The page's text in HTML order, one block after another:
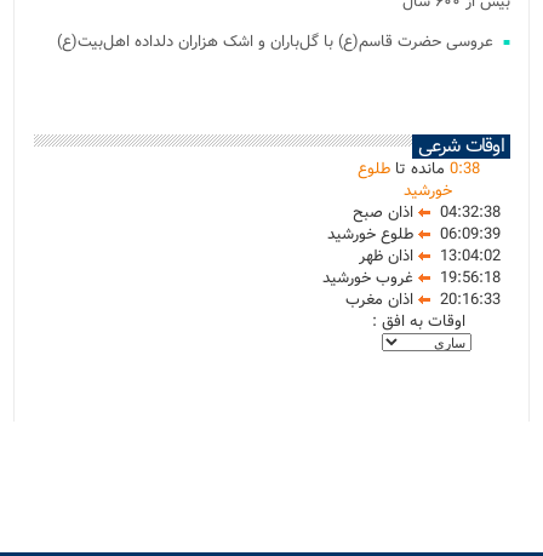
عروسی حضرت قاسم(ع) با گل‌باران و اشک هزاران دلداده اهل‌بیت(ع)
اوقات شرعی
0:38 مانده تاطلوع
خورشید
04:32:38
اذان صبح
06:09:39
طلوع خورشید
13:04:02
اذان ظهر
19:56:18
غروب خورشید
20:16:33
اذان مغرب
اوقات به افق :